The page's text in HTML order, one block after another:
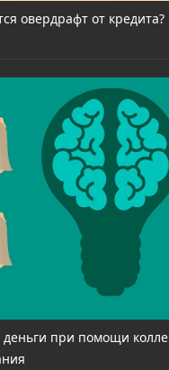
овердрафт от кредита?
деньги при помощи